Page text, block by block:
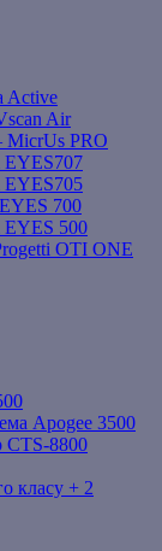
Active
Air
MicrUs PRO
EYES707
EYES705
700
EYES 500
OTI ONE
Apogee 3500
CTS-8800
класу + 2